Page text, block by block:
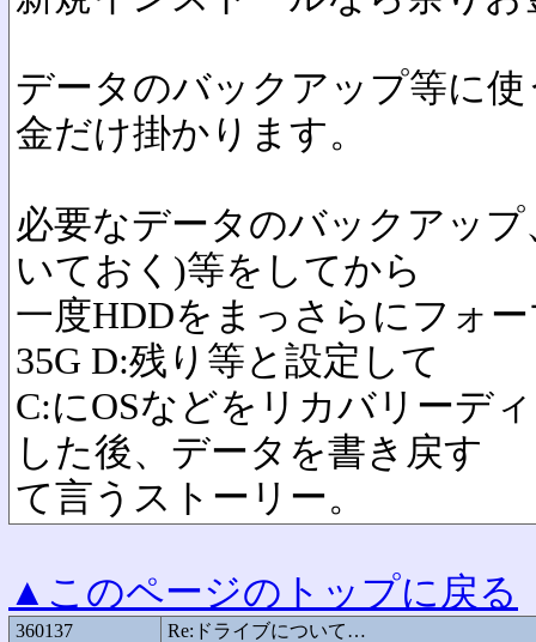
データのバックアップ等に
金だけ掛かります。
必要なデータのバックアッ
いておく)等をしてから
一度HDDをまっさらにフォ
35G D:残り等と設定して
C:にOSなどをリカバリーデ
した後、データを書き戻す
て言うストーリー。
▲このページのトップに戻る
360137 Re:ドライブについて…